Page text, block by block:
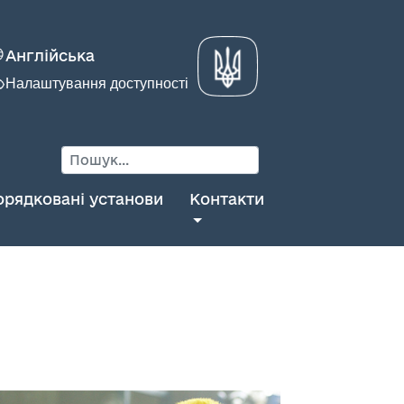
Англійська
Налаштування доступності
установи Контакти